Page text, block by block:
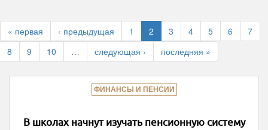
« первая ‹ предыдущая 1 2 3 4 5 6
7
8
9 10 … следующая › последняя »
ФИНАНСЫ И ПЕНСИИ
В школах начнут изучать пенсионную систему